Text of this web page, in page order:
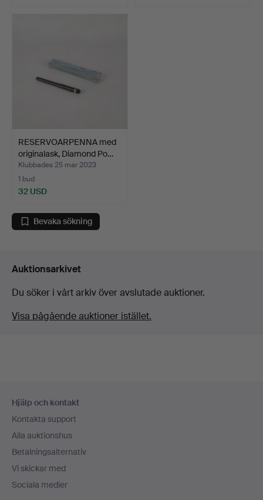
RESERVOARPENNA med
originalask, Diamond Po…
Klubbades 25 mar 2023
1 bud
32 USD
Bevaka sökning
Auktionsarkivet
Du söker i vårt arkiv över avslutade auktioner.
Visa pågående auktioner istället.
Hjälp och kontakt
Kontakta support
Alla auktionshus
Betalningsalternativ
Vi skickar med
Sociala medier